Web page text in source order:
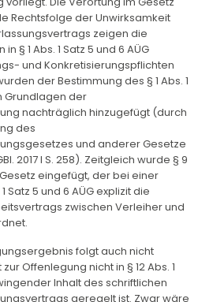
Rechtsfolge der Unwirksamkeit
zeigen die
§ 1 Abs. 1 Satz 5 und 6 AÜG
und Konkretisierungspflichten
der Bestimmung des § 1 Abs. 1
Grundlagen der
nachträglich hinzugefügt (durch
des
und anderer Gesetze
2017 I S. 258). Zeitgleich wurde § 9
Gesetz eingefügt, der bei einer
Satz 5 und 6 AÜG explizit die
zwischen Verleiher und
folgt auch nicht
Offenlegung nicht in § 12 Abs. 1
Inhalt des schriftlichen
geregelt ist. Zwar wäre